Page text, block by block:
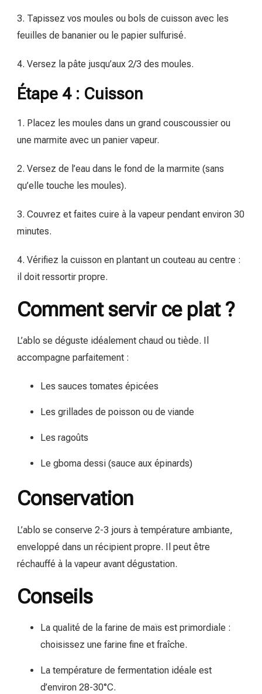
3. Tapissez vos moules ou bols de cuisson avec les
feuilles de bananier ou le papier sulfurisé.
4. Versez la pâte jusqu’aux 2/3 des moules.
Étape 4 : Cuisson
1. Placez les moules dans un grand couscoussier ou
une marmite avec un panier vapeur.
2. Versez de l’eau dans le fond de la marmite (sans
qu’elle touche les moules).
3. Couvrez et faites cuire à la vapeur pendant environ 30
minutes.
4. Vérifiez la cuisson en plantant un couteau au centre :
il doit ressortir propre.
Comment servir ce plat ?
L’ablo se déguste idéalement chaud ou tiède. Il
accompagne parfaitement :
Les sauces tomates épicées
Les grillades de poisson ou de viande
Les ragoûts
Le gboma dessi (sauce aux épinards)
Conservation
L’ablo se conserve 2-3 jours à température ambiante,
enveloppé dans un récipient propre. Il peut être
réchauffé à la vapeur avant dégustation.
Conseils
La qualité de la farine de maïs est primordiale :
choisissez une farine fine et fraîche.
La température de fermentation idéale est
d’environ 28-30°C.